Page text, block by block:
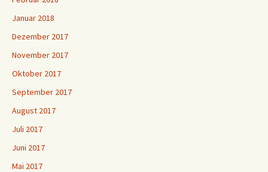
Januar 2018
Dezember 2017
November 2017
Oktober 2017
September 2017
August 2017
Juli 2017
Juni 2017
Mai 2017